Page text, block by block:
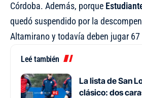
Córdoba. Además, porque
quedó suspendido por la
Altamirano y todavía deben jugar
Leé también
La lista de San
clásico: dos